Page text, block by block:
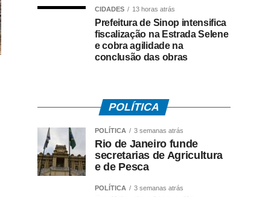
CIDADES 13 horas atrás
Prefeitura de Sinop intensifica
fiscalização na Estrada Selene
e cobra agilidade na
conclusão das obras
POLÍTICA
POLÍTICA 3 semanas atrás
Rio de Janeiro funde
secretarias de Agricultura
e de Pesca
POLÍTICA 3 semanas atrás